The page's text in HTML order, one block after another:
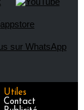
Utiles
Contact